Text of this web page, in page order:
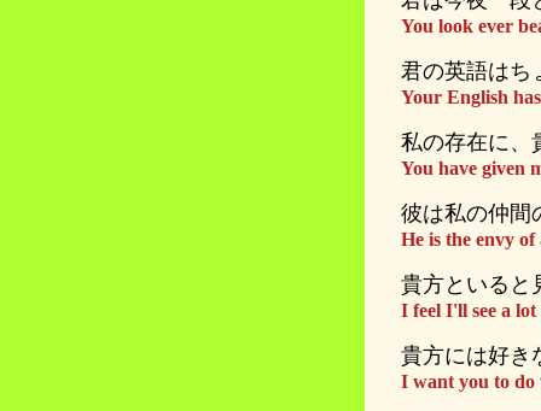
You look ever
君の英語はち
Your English
私の存在に、
You have given
彼は私の仲間
He is the envy
貴方といると
I feel I'll see a
貴方には好き
I want you to do